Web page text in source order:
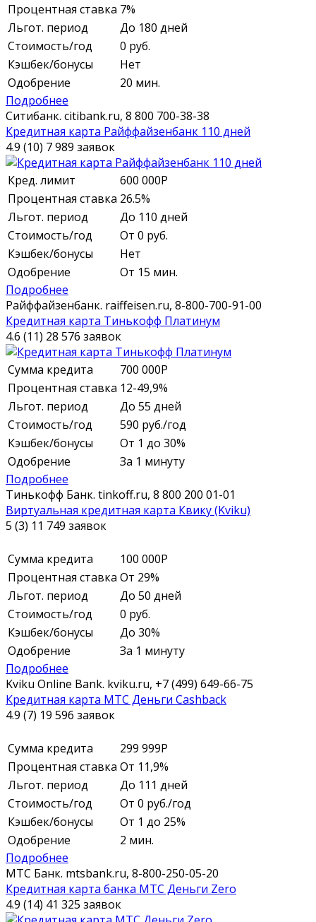
Процентная ставка 7%
Льгот. период
До 180 дней
Стоимость/год
0 руб.
Кэшбек/бонусы
Нет
Одобрение
20 мин.
Подробнее
Ситибанк. citibank.ru, 8 800 700-38-38
Кредитная карта Райффайзенбанк 110 дней
4.9 (10) 7 989 заявок
Кред. лимит 600 000Р
Процентная ставка 26.5%
Льгот. период
До 110 дней
Стоимость/год
От 0 руб.
Кэшбек/бонусы
Нет
Одобрение
От 15 мин.
Подробнее
Райффайзенбанк. raiffeisen.ru, 8-800-700-91-00
Кредитная карта Тинькофф Платинум
4.6 (11) 28 576 заявок
Сумма кредита 700 000Р
Процентная ставка 12-49,9%
Льгот. период
До 55 дней
Стоимость/год
590 руб./год
Кэшбек/бонусы
От 1 до 30%
Одобрение
За 1 минуту
Подробнее
Тинькофф Банк. tinkoff.ru, 8 800 200 01-01
Виртуальная кредитная карта Квику (Kviku)
5 (3) 11 749 заявок
Сумма кредита 100 000Р
Процентная ставка От 29%
Льгот. период
До 50 дней
Стоимость/год
0 руб.
Кэшбек/бонусы
До 30%
Одобрение
За 1 минуту
Подробнее
Kviku Online Bank. kviku.ru, +7 (499) 649-66-75
Кредитная карта МТС Деньги Cashback
4.9 (7) 19 596 заявок
Сумма кредита 299 999Р
Процентная ставка От 11,9%
Льгот. период
До 111 дней
Стоимость/год
От 0 руб./год
Кэшбек/бонусы
От 1 до 25%
Одобрение
2 мин.
Подробнее
МТС Банк. mtsbank.ru, 8-800-250-05-20
Кредитная карта банка МТС Деньги Zero
4.9 (14) 41 325 заявок